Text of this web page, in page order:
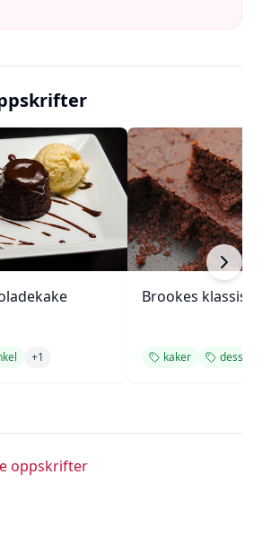
+1
Brookes klassiske
kaker dessert
oppskrifter